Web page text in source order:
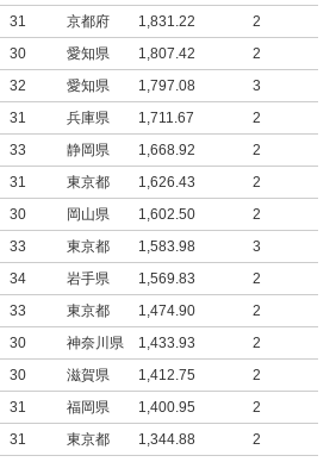
31 京都府 1,831.22
2
30 愛知県 1,807.42
2
32 愛知県 1,797.08
3
31 兵庫県 1,711.67
2
33 静岡県 1,668.92
2
31 東京都 1,626.43
2
30 岡山県 1,602.50
2
33 東京都 1,583.98
3
34 岩手県 1,569.83
2
33 東京都 1,474.90
2
30 神奈川県 1,433.93
2
30 滋賀県 1,412.75
2
31 福岡県 1,400.95
2
31 東京都 1,344.88
2